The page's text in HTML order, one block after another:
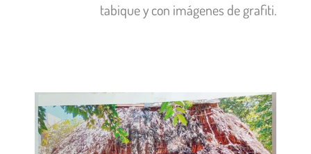
tabique y con imágenes de grafiti.